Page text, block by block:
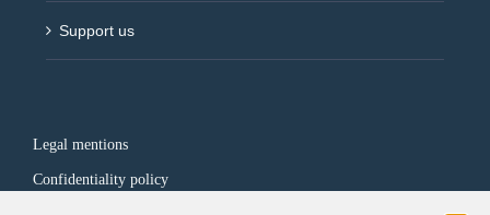
Support us
Legal mentions
Confidentiality policy